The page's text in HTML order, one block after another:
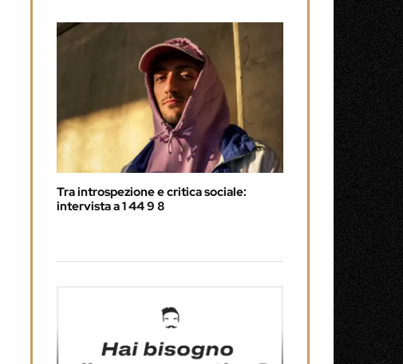
Tra introspezione e critica sociale:
intervista a 1 44 9 8